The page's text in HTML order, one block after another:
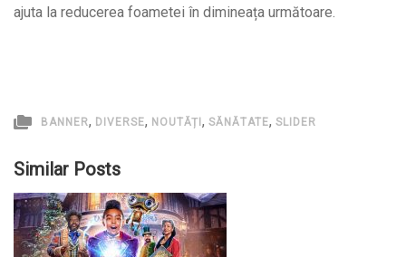
ajuta la reducerea foametei în dimineața următoare.
BANNER, DIVERSE, NOUTĂȚI, SĂNĂTATE, SLIDER
Similar Posts